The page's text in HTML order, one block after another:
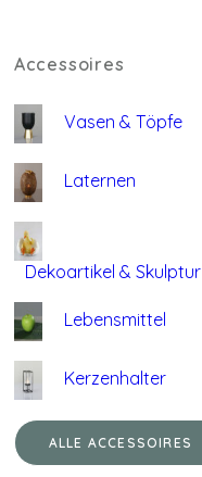
Accessoires
Vasen & Töpfe
Laternen
Dekoartikel &
Lebensmittel
Kerzenhalter
ALLE ACCESSOIRES